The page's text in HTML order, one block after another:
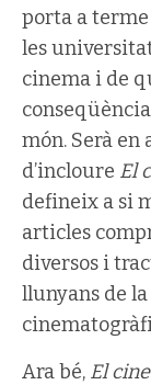
porta a
les
cinema i de
món. Serà
d’incloure El
defineix a si
articles
diversos i
llunyans de
Ara bé, El